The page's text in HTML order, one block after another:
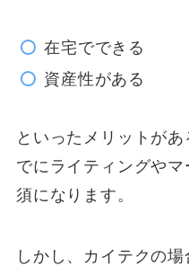
在宅でできる
資産性がある
といったメリットが
でにライティングや
須になります。
しかし、カイテクの場